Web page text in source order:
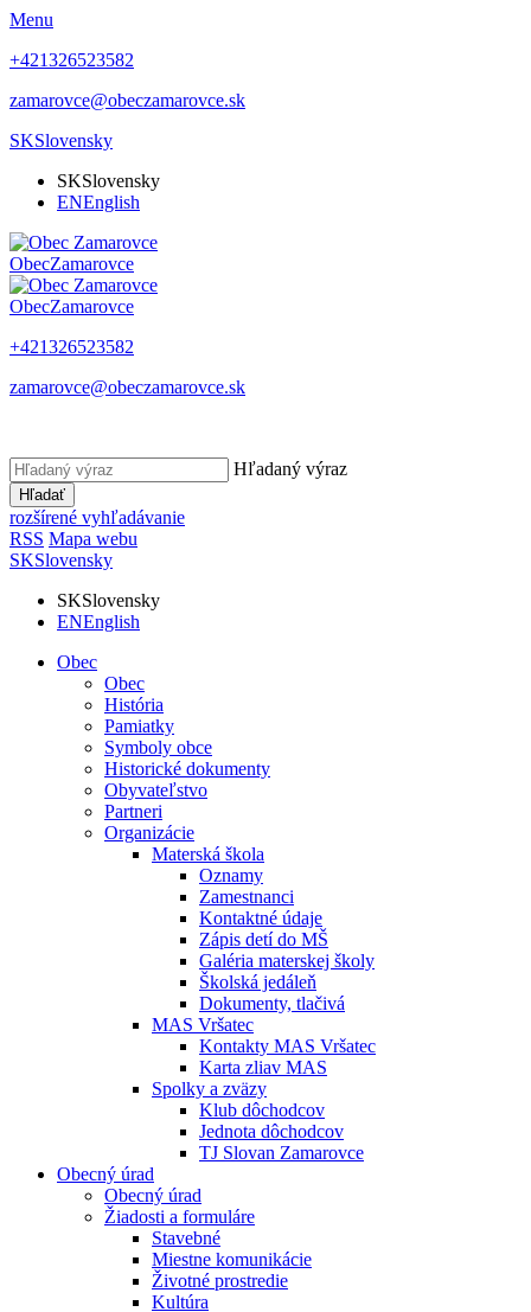
Menu
+421326523582
zamarovce@obeczamarovce.sk
SKSlovensky
SKSlovensky
ENEnglish
ObecZamarovce
ObecZamarovce
+421326523582
zamarovce@obeczamarovce.sk
Hľadaný výraz
Hľadať
rozšírené vyhľadávanie
RSS Mapa webu
SKSlovensky
SKSlovensky
ENEnglish
Obec
Obec
História
Pamiatky
Symboly obce
Historické dokumenty
Obyvateľstvo
Partneri
Organizácie
Materská škola
Oznamy
Zamestnanci
Kontaktné údaje
Zápis detí do MŠ
Galéria materskej školy
Školská jedáleň
Dokumenty, tlačivá
MAS Vršatec
Kontakty MAS Vršatec
Karta zliav MAS
Spolky a zväzy
Klub dôchodcov
Jednota dôchodcov
TJ Slovan Zamarovce
Obecný úrad
Obecný úrad
Žiadosti a formuláre
Stavebné
Miestne komunikácie
Životné prostredie
Kultúra